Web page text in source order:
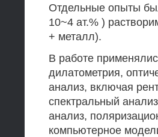
Отдельные опыты
10~4 ат.% )
+ металл).
В работе
дилатометрия,
анализ, включая
спектральный
анализ,
компьютерное